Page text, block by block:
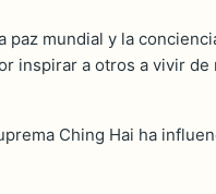
mundial y la
inspirar a otros a vivir
Ching Hai ha